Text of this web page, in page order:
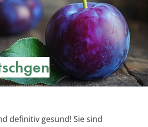
definitiv gesund! Sie sind